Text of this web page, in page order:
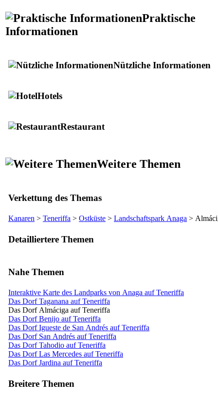
Praktische
Informationen
Nützliche Informationen
Hotels
Restaurant
Weitere Themen
Verkettung des Themas
Kanaren > Teneriffa > Ostküste > Landschaftspark Anaga >
Detailliertere Themen
Nahe Themen
Interaktive Karte des Landparks von Anaga auf Teneriffa
Das Dorf Taganana auf Teneriffa
Das Dorf Almáciga auf Teneriffa
Das Dorf Benijo auf Teneriffa
Das Dorf Igueste de San Andrés auf Teneriffa
Das Dorf San Andrés auf Teneriffa
Das Dorf Tahodio auf Teneriffa
Das Dorf Las Mercedes auf Teneriffa
Das Dorf Jardina auf Teneriffa
Breitere Themen